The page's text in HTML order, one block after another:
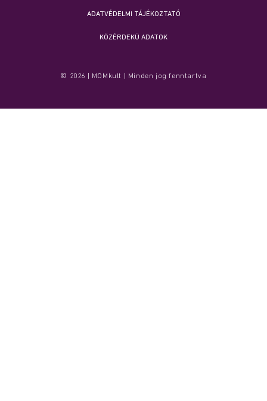
ADATVÉDELMI TÁJÉKOZTATÓ
KÖZÉRDEKŰ ADATOK
© 2026 | MOMkult | Minden jog fenntartva